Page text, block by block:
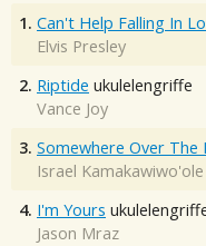
1. Can't Help Falling In
Elvis Presley
2. Riptide ukulelengriffe
Vance Joy
3. Somewhere Over The
Israel Kamakawiwo'ole
4. I'm Yours
Jason Mraz